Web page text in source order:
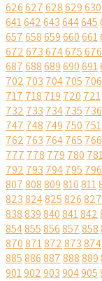
626627628629630
641642643644645
657658659660661
672673674675676
687688689690691
702 703 704705 706
717 718 719 720 721
732 733 734735 736
747 748 749 750 751
762 763 764765 766
777 778 779 780
792 793 794795 796
807808809810811
823824825826827
838839840841842
854855856857858
870871872873874
885886887888889
901902903904905